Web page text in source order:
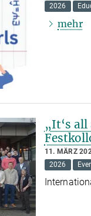
2026
mehr
„It‘s
11. MÄRZ
2026